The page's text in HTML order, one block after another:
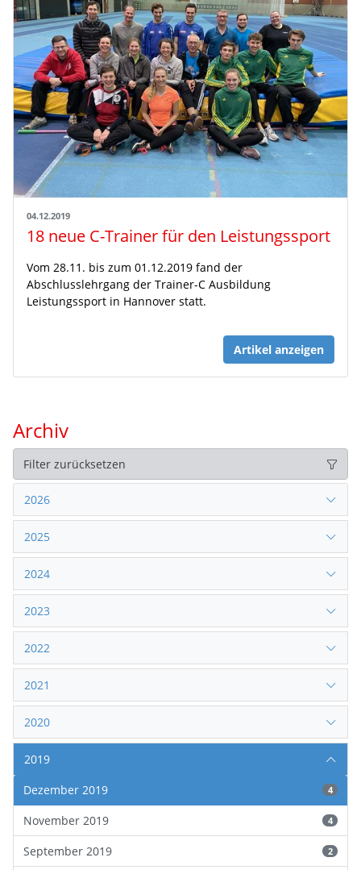
04.12.2019
18 neue C-Trainer für den Leistungssport
Vom 28.11. bis zum 01.12.2019 fand der
Abschlusslehrgang der Trainer-C Ausbildung
Leistungssport in Hannover statt.
Artikel anzeigen
Archiv
Filter zurücksetzen
2026
2025
2024
2023
2022
2021
2020
2019
Dezember 2019
4
November 2019 4
September 2019 2